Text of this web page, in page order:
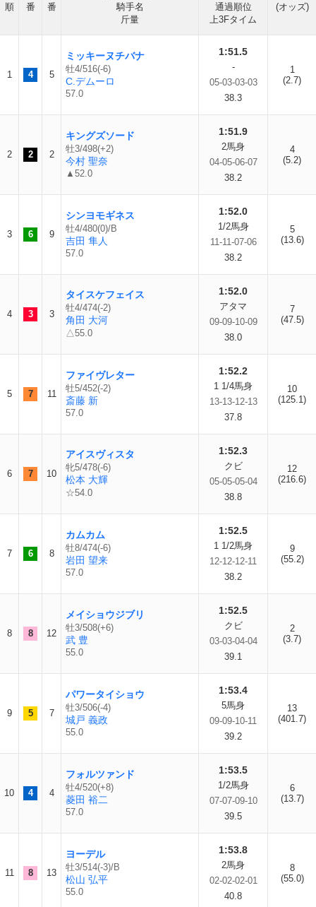
順
番
番
騎手名
斤量
通過順位
上3Fタイム
(オッズ)
1 4 5
ミッキーヌチバナ
牡4/516(-6)
C.デムーロ
57.0
1:51.5
-
05-03-03-03
38.3
1
(2.7)
2 2 2
キングズソード
牡3/498(+2)
今村 聖奈
▲52.0
1:51.9
2馬身
04-05-06-07
38.2
4
(5.2)
3 6 9
シンヨモギネス
牡4/480(0)/B
吉田 隼人
57.0
1:52.0
1/2馬身
11-11-07-06
38.2
5
(13.6)
4 3 3
タイスケフェイス
牡4/474(-2)
角田 大河
△55.0
1:52.0
アタマ
09-09-10-09
38.0
7
(47.5)
5 7 11
ファイヴレター
牡5/452(-2)
斎藤 新
57.0
1:52.2
1 1/4馬身
13-13-12-13
37.8
10
(125.1)
6 7 10
アイスヴィスタ
牝5/478(-6)
松本 大輝
☆54.0
1:52.3
クビ
05-05-05-04
38.8
12
(216.6)
7 6 8
カムカム
牡8/474(-6)
岩田 望来
57.0
1:52.5
1 1/2馬身
12-12-12-11
38.2
9
(55.2)
8 8 12
メイショウジブリ
牡3/508(+6)
武 豊
55.0
1:52.5
クビ
03-03-04-04
39.1
2
(3.7)
9 5 7
パワータイショウ
牡3/506(-4)
城戸 義政
55.0
1:53.4
5馬身
09-09-10-11
39.2
13
(401.7)
10 4 4
フォルツァンド
牡4/520(+8)
菱田 裕二
57.0
1:53.5
1/2馬身
07-07-09-10
39.5
6
(13.7)
11 8 13
ヨーデル
牡3/514(-3)/B
松山 弘平
55.0
1:53.8
2馬身
02-02-02-01
40.8
8
(55.0)